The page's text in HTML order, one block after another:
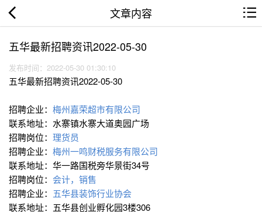
文章内容
五华最新招聘资讯2022-05-30
发布时间：2022-05-30 01:30:10
五华最新招聘资讯2022-05-30
招聘企业： 梅州嘉荣超市有限公司
联系地址：水寨镇水寨大道奥园广场
招聘岗位： 理货员
招聘企业： 梅州一鸣财税服务有限公司
联系地址：华一路国税旁华景街34号
招聘岗位： 会计，销售
招聘企业： 五华县装饰行业协会
联系地址：五华县创业孵化园3楼306